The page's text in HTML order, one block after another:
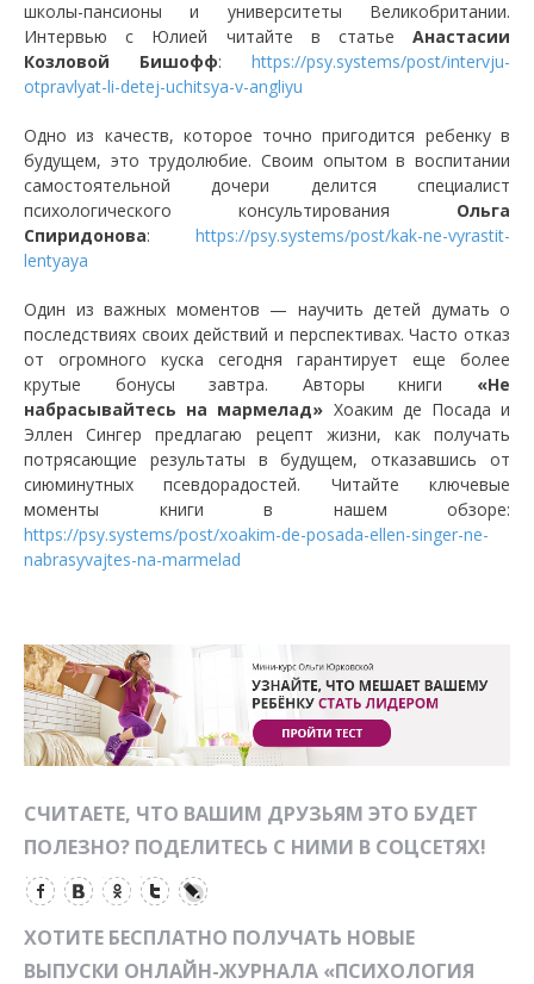
школы-пансионы и университеты Великобритании.
Интервью с Юлией читайте в статье Анастасии
Козловой Бишофф: https://psy.systems/post/intervju-
otpravlyat-li-detej-uchitsya-v-angliyu
Одно из качеств, которое точно пригодится ребенку в
будущем, это трудолюбие. Своим опытом в воспитании
самостоятельной дочери делится специалист
психологического консультирования Ольга
Спиридонова: https://psy.systems/post/kak-ne-vyrastit-
lentyaya
Один из важных моментов — научить детей думать о
последствиях своих действий и перспективах. Часто отказ
от огромного куска сегодня гарантирует еще более
крутые бонусы завтра. Авторы книги «Не
набрасывайтесь на мармелад» Хоаким де Посада и
Эллен Сингер предлагаю рецепт жизни, как получать
потрясающие результаты в будущем, отказавшись от
сиюминутных псевдорадостей. Читайте ключевые
моменты книги в нашем обзоре:
https://psy.systems/post/xoakim-de-posada-ellen-singer-ne-
nabrasyvajtes-na-marmelad
СЧИТАЕТЕ, ЧТО ВАШИМ ДРУЗЬЯМ ЭТО БУДЕТ
ПОЛЕЗНО? ПОДЕЛИТЕСЬ С НИМИ В СОЦСЕТЯХ!
ХОТИТЕ БЕСПЛАТНО ПОЛУЧАТЬ НОВЫЕ
ВЫПУСКИ ОНЛАЙН-ЖУРНАЛА «ПСИХОЛОГИЯ